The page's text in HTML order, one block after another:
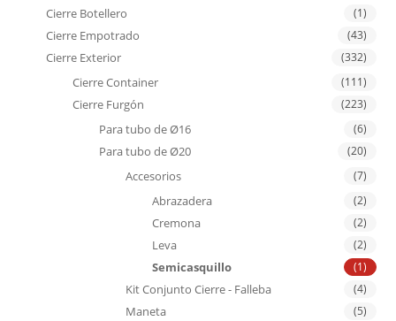
Cierre Botellero (1)
Cierre Empotrado (43)
Cierre Exterior (332)
Cierre Container (111)
Cierre Furgón (223)
Para tubo de Ø16 (6)
Para tubo de Ø20 (20)
Accesorios (7)
Abrazadera (2)
Cremona (2)
Leva (2)
Semicasquillo (1)
Kit Conjunto Cierre - Falleba (4)
Maneta (5)